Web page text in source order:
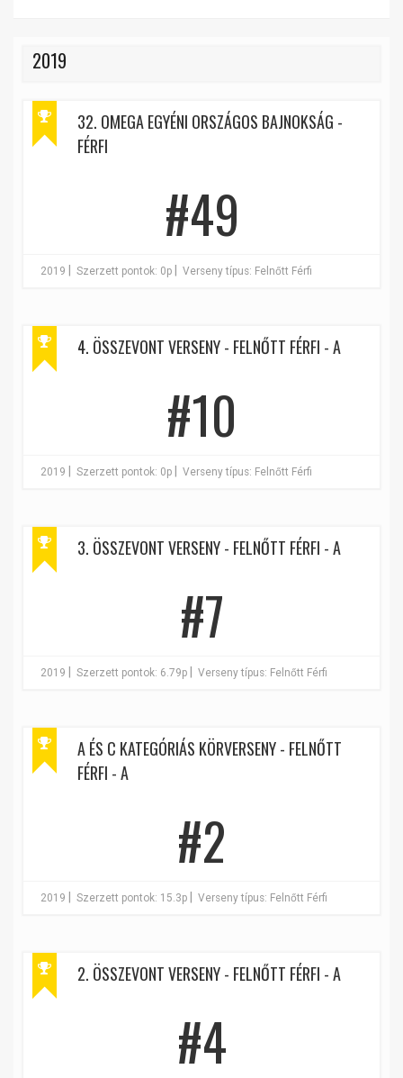
2019
32. OMEGA EGYÉNI ORSZÁGOS BAJNOKSÁG -
FÉRFI
#49
2019 Szerzett pontok: 0p Verseny típus: Felnőtt Férfi
4. ÖSSZEVONT VERSENY - FELNŐTT FÉRFI - A
#10
2019 Szerzett pontok: 0p Verseny típus: Felnőtt Férfi
3. ÖSSZEVONT VERSENY - FELNŐTT FÉRFI - A
#7
2019 Szerzett pontok: 6.79p Verseny típus: Felnőtt Férfi
A ÉS C KATEGÓRIÁS KÖRVERSENY - FELNŐTT
FÉRFI - A
#2
2019 Szerzett pontok: 15.3p Verseny típus: Felnőtt Férfi
2. ÖSSZEVONT VERSENY - FELNŐTT FÉRFI - A
#4